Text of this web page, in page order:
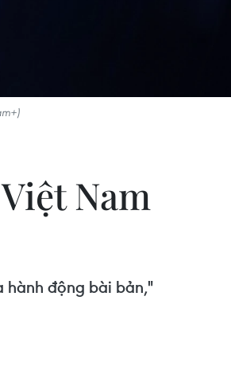
Nam
hành động bài bản,"